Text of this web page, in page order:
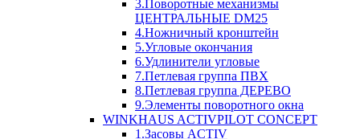
3.Поворотные механизмы
ЦЕНТРАЛЬНЫЕ DM25
4.Ножничный кронштейн
5.Угловые окончания
6.Удлинители угловые
7.Петлевая группа ПВХ
8.Петлевая группа ДЕРЕВО
9.Элементы поворотного окна
WINKHAUS ACTIVPILOT CONCEPT
1.Засовы ACTIV